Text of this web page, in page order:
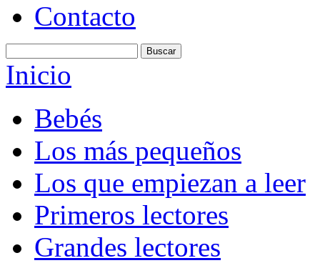
Contacto
Inicio
Bebés
Los más pequeños
Los que empiezan a leer
Primeros lectores
Grandes lectores